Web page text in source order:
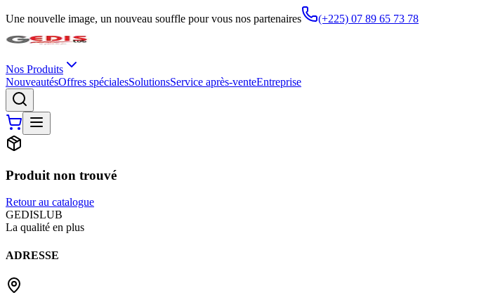
Une nouvelle image, un nouveau souffle pour vous nos partenaires (+225) 07 89 65 73 78
Nos Produits
NouveautésOffres spécialesSolutionsService après-venteEntreprise
Produit non trouvé
Retour au catalogue
GEDISLUB
La qualité en plus
ADRESSE